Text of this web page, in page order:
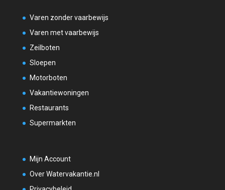
Varen zonder vaarbewijs
Varen met vaarbewijs
Zeilboten
Sloepen
Motorboten
Vakantiewoningen
Restaurants
Supermarkten
Mijn Account
Over Watervakantie.nl